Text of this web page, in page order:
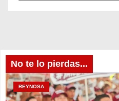
No te lo pierdas...
REYNOSA